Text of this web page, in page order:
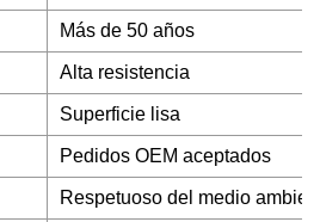
Más de 50 años
Alta resistencia
Superficie lisa
Pedidos OEM aceptados
Respetuoso del medio